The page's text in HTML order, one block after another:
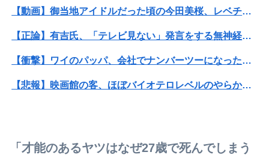
【動画】御当地アイドルだった頃の今田美桜、レベチｗｗｗｗｗｗｗｗｗｗｗｗｗｗｗｗｗｗ
【正論】有吉氏、「テレビ見ない」発言をする無神経な一般人に憤慨
【衝撃】ワイのパッパ、会社でナンバーツーになった結果ｗｗｗｗｗｗｗｗｗｗ
【悲報】映画館の客、ほぼバイオテロレベルのやらかしで観客が避難する事態にｗｗｗｗ
「才能のあるヤツはなぜ27歳で死んでしまう